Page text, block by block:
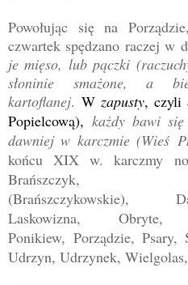
Powołując się na
czwartek spędzano raczej w
je mięso, lub pączki
słoninie smażone, a
kartoflanej. Wzapusty, czyli
Popielcową), każdy bawi się
dawniej w karczmie (Wieś
końcu XIX w. karczmy
(Brańszczykowskie),
Laskowizna, Obryte,
Ponikiew, Porządzie, Psary,
Udrzyn, Udrzynek,